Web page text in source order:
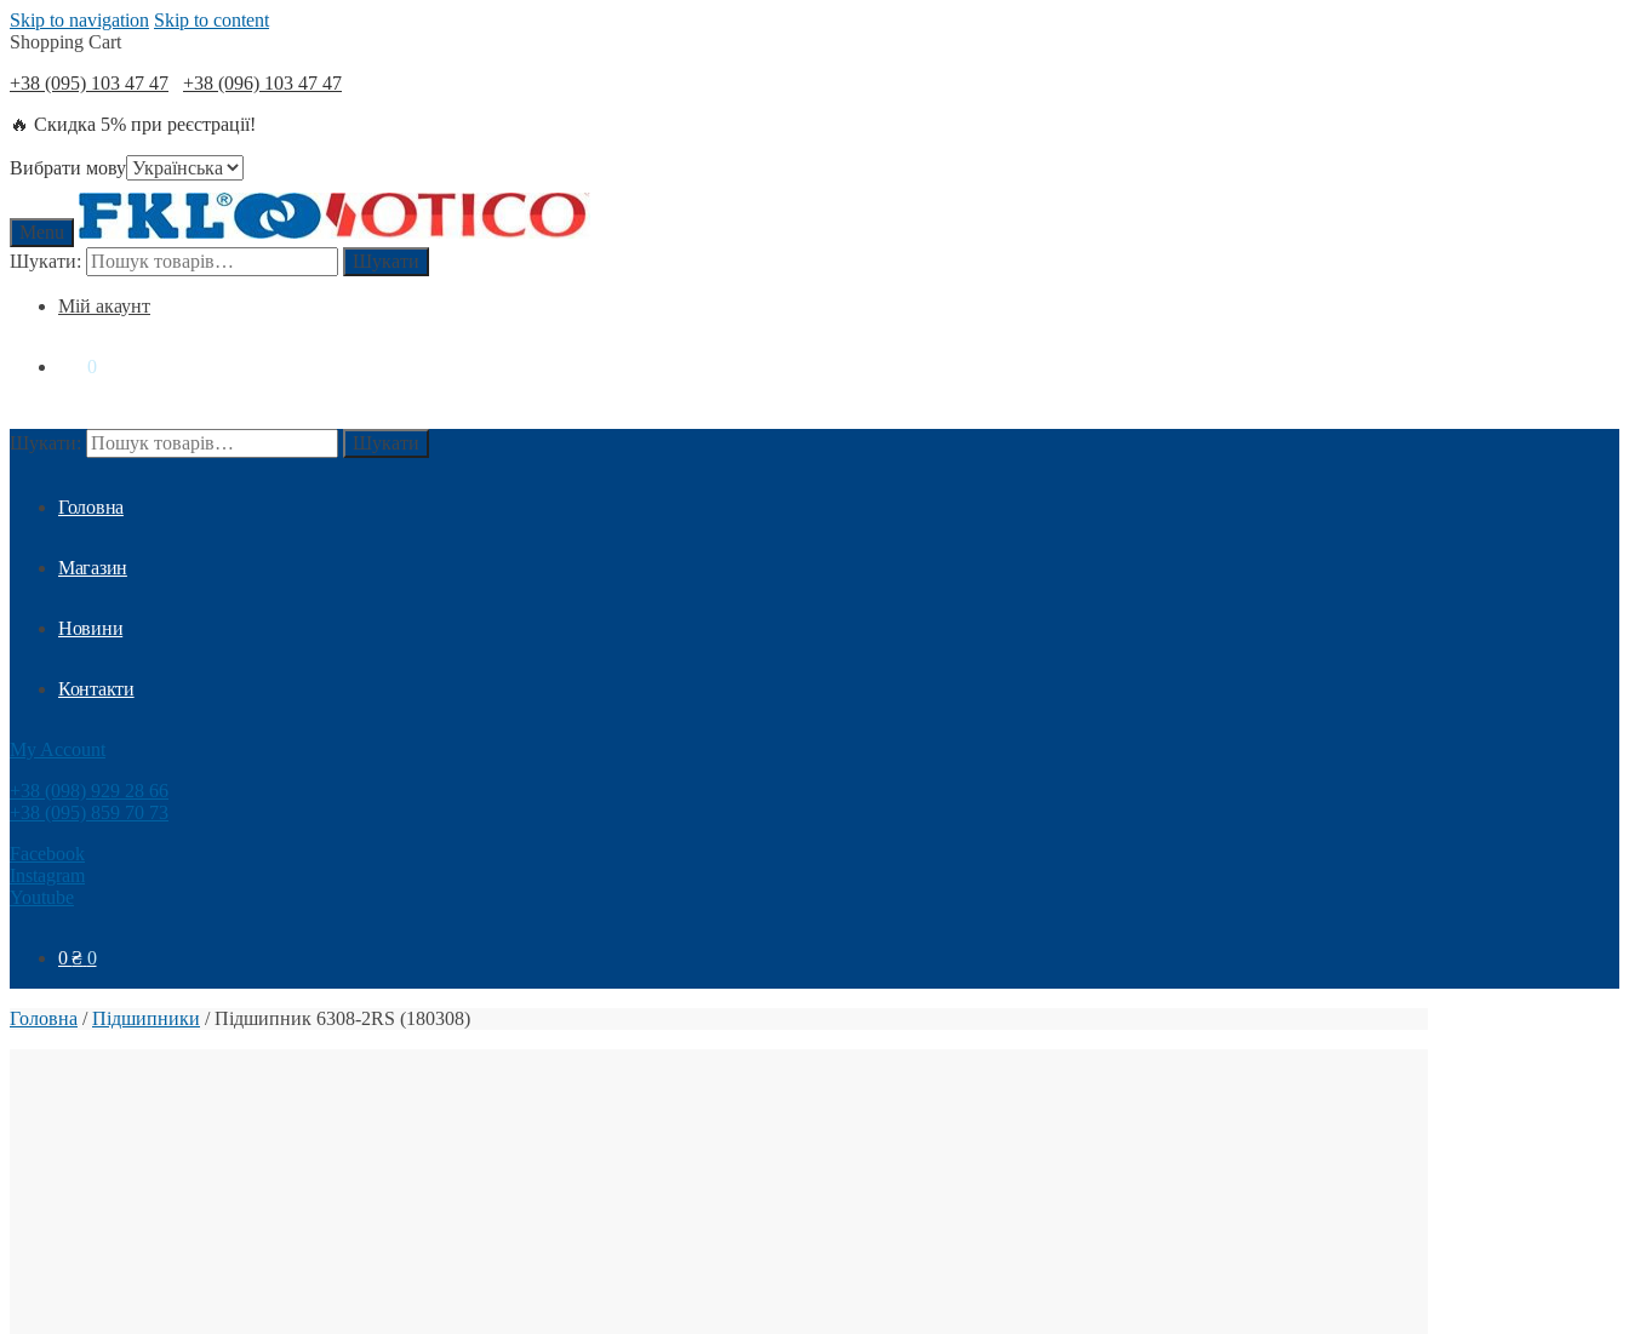
Skip to navigation Skip to content
Shopping Cart
+38 (095) 103 47 47
+38 (096) 103 47 47
🔥 Скидка 5% при реєстрації!
Вибрати мову
Menu
Шукати:
Шукати
Мій акаунт
0
Шукати: Шукати
Головна
Магазин
Новини
Контакти
My Account
+38 (098) 929 28 66
+38 (095) 859 70 73
Facebook
Instagram
Youtube
0₴ 0
Головна /Підшипники /Підшипник 6308-2RS (180308)